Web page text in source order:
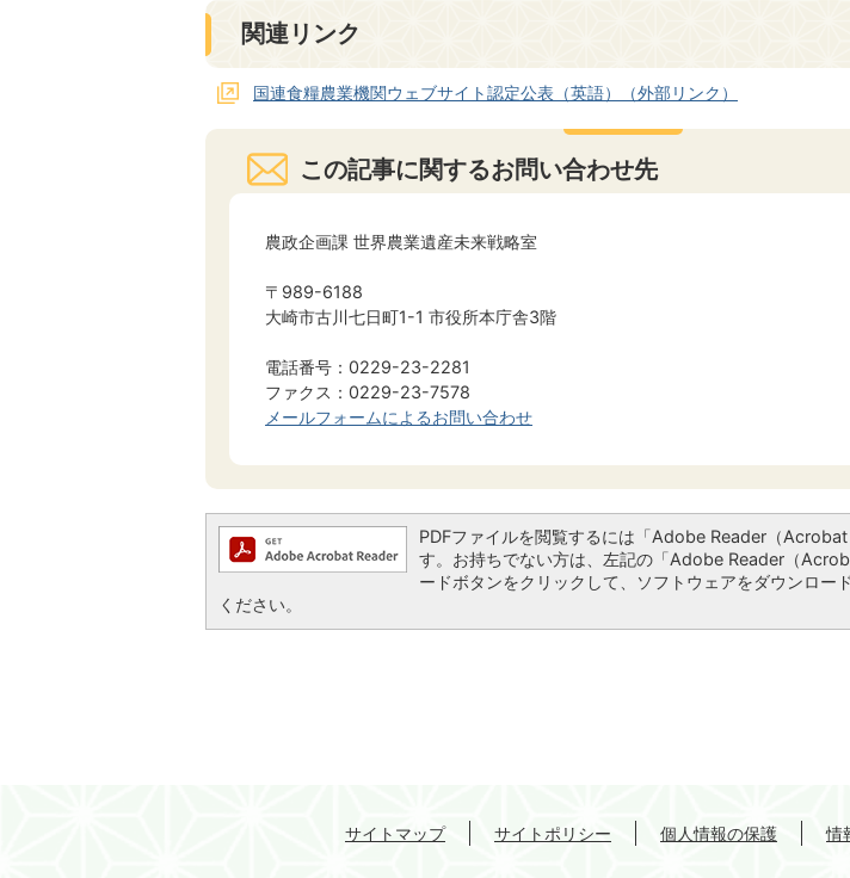
関連リンク
国連食糧農業機関ウェブサイト認定公表（英語）（外部リンク）
この記事に関するお問い合わせ先
農政企画課 世界農業遺産未来戦略室
〒989-6188
大崎市古川七日町1-1 市役所本庁舎3階
電話番号：0229-23-2281
ファクス：0229-23-7578
メールフォームによるお問い合わせ
PDFファイルを閲覧するには「Adobe Reader（
す。お持ちでない方は、左記の「Adobe Reader（
ードボタンをクリックして、ソフトウェアをダウンロー
ください。
サイトマップ サイトポリシー 個人情報の保護 情